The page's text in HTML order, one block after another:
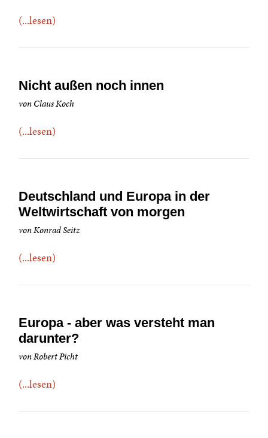
(...lesen)
Nicht außen noch innen
von Claus Koch
(...lesen)
Deutschland und Europa in der
Weltwirtschaft von morgen
von Konrad Seitz
(...lesen)
Europa - aber was versteht man
darunter?
von Robert Picht
(...lesen)